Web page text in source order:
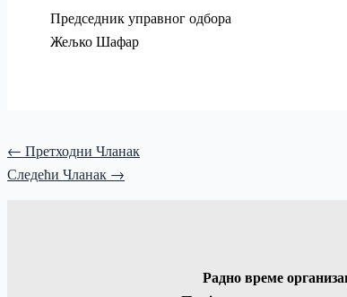
Председник управног одбора
Жељко Шафар
← Претходни Чланак
Следећи Чланак →
Радно време